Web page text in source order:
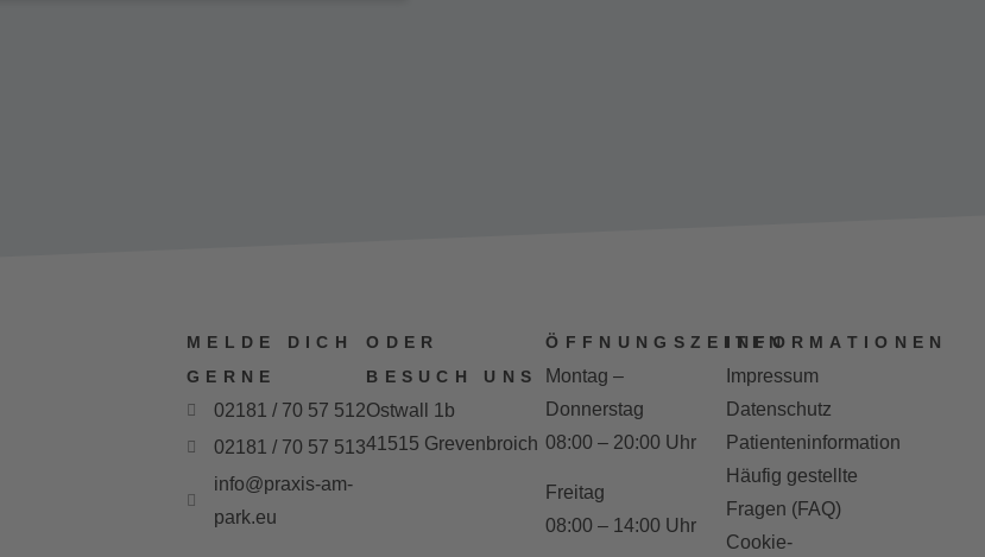
MELDE DICH
GERNE
02181 / 70 57 512
02181 / 70 57 513
info@praxis-am-
park.eu
ODER
BESUCH UNS
Ostwall 1b
41515 Grevenbroich
ÖFFNUNGSZEITEN
Montag –
Donnerstag
08:00 – 20:00 Uhr
Freitag
08:00 – 14:00 Uhr
INFORMATIONEN
Impressum
Datenschutz
Patienteninformation
Häufig gestellte
Fragen (FAQ)
Cookie-